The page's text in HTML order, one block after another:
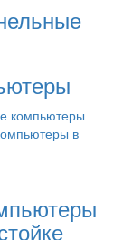
компьютеры
в